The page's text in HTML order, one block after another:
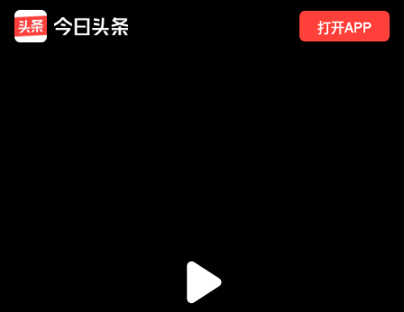
打开APP